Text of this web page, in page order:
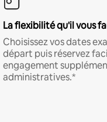
La flexibilité qu'il vous
Choisissez vos dates
départ puis réservez
engagement
administratives.*